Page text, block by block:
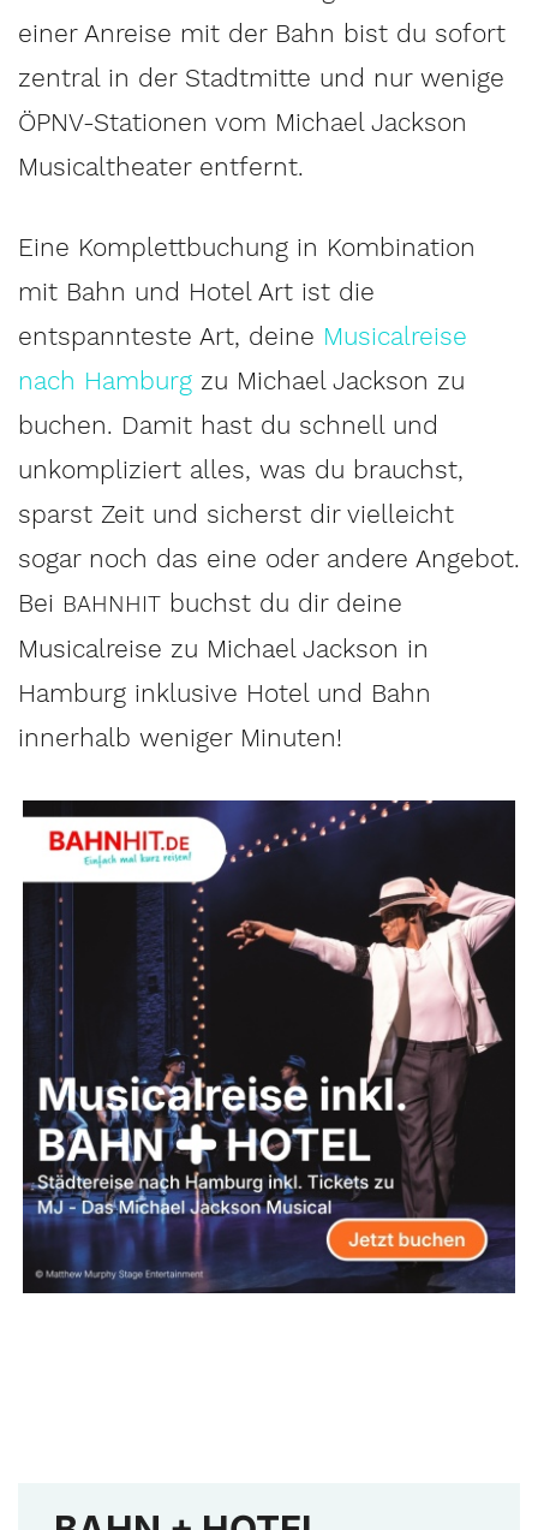
einer Anreise mit der Bahn bist du sofort
zentral in der Stadtmitte und nur wenige
ÖPNV-Stationen vom Michael Jackson
Musicaltheater entfernt.
Eine Komplettbuchung in Kombination
mit Bahn und Hotel Art ist die
entspannteste Art, deine Musicalreise
nach Hamburg zu Michael Jackson zu
buchen. Damit hast du schnell und
unkompliziert alles, was du brauchst,
sparst Zeit und sicherst dir vielleicht
sogar noch das eine oder andere Angebot.
Bei BAHNHIT buchst du dir deine
Musicalreise zu Michael Jackson in
Hamburg inklusive Hotel und Bahn
innerhalb weniger Minuten!